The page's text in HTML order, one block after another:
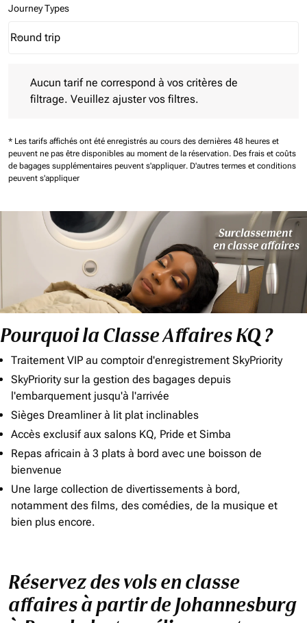
Journey Types
Journey Types option Round trip Selected
Round trip
keyboard_arrow_down
Aucun tarif ne correspond à vos critères de
filtrage. Veuillez ajuster vos filtres.
* Les tarifs affichés ont été enregistrés au cours des dernières 48 heures et
peuvent ne pas être disponibles au moment de la réservation. Des frais et coûts
de bagages supplémentaires peuvent s'appliquer. D'autres termes et conditions
peuvent s'appliquer
Pourquoi la Classe Affaires KQ ?
Traitement VIP au comptoir d'enregistrement SkyPriority
SkyPriority sur la gestion des bagages depuis
l'embarquement jusqu'à l'arrivée
Sièges Dreamliner à lit plat inclinables
Accès exclusif aux salons KQ, Pride et Simba
Repas africain à 3 plats à bord avec une boisson de
bienvenue
Une large collection de divertissements à bord,
notamment des films, des comédies, de la musique et
bien plus encore.
Réservez des vols en classe
affaires à partir de Johannesburg